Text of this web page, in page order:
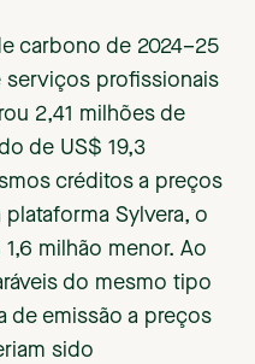
carbono de 2024–25
serviços profissionais
2,41 milhões de
de US$ 19,3
créditos a preços
Sylvera, o
milhão menor. Ao
do mesmo tipo
de emissão a preços
sido